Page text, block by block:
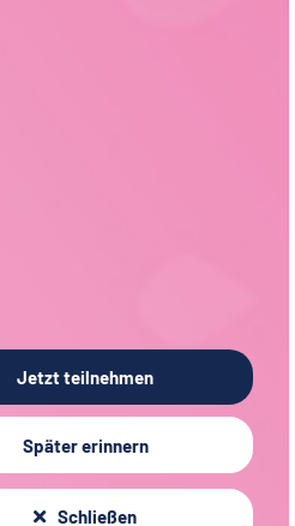
Jetzt teilnehmen
Später erinnern
Schließen